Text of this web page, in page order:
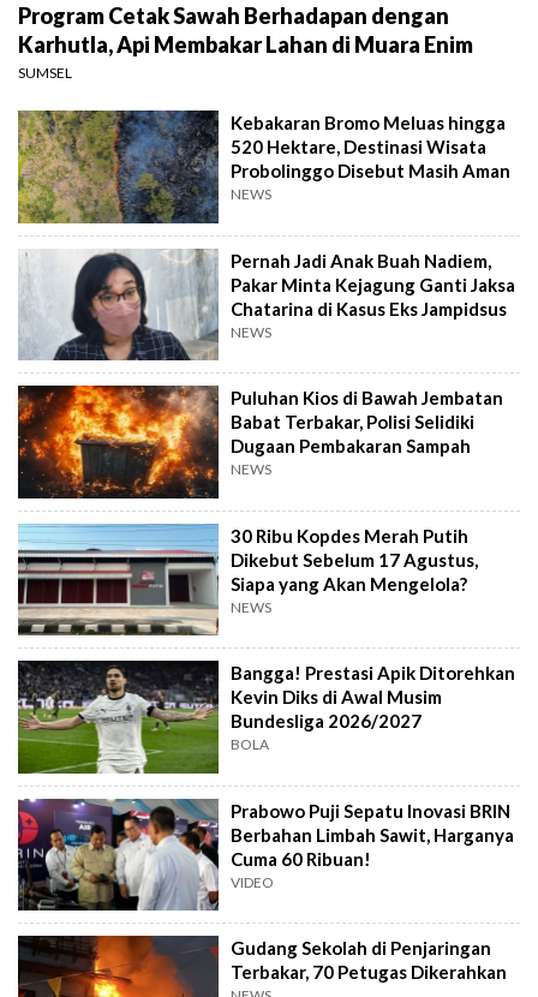
Program Cetak Sawah Berhadapan dengan
Karhutla, Api Membakar Lahan di Muara Enim
SUMSEL
Kebakaran Bromo Meluas hingga
520 Hektare, Destinasi Wisata
Probolinggo Disebut Masih Aman
NEWS
Pernah Jadi Anak Buah Nadiem,
Pakar Minta Kejagung Ganti Jaksa
Chatarina di Kasus Eks Jampidsus
NEWS
Puluhan Kios di Bawah Jembatan
Babat Terbakar, Polisi Selidiki
Dugaan Pembakaran Sampah
NEWS
30 Ribu Kopdes Merah Putih
Dikebut Sebelum 17 Agustus,
Siapa yang Akan Mengelola?
NEWS
Bangga! Prestasi Apik Ditorehkan
Kevin Diks di Awal Musim
Bundesliga 2026/2027
BOLA
Prabowo Puji Sepatu Inovasi BRIN
Berbahan Limbah Sawit, Harganya
Cuma 60 Ribuan!
VIDEO
Gudang Sekolah di Penjaringan
Terbakar, 70 Petugas Dikerahkan